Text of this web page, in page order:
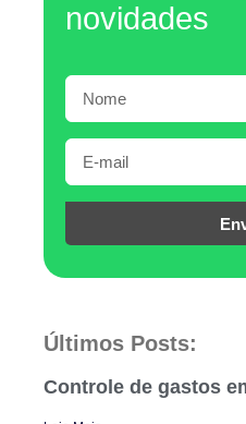
novidades
Últimos Posts:
Controle de gastos